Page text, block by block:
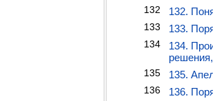
132 132.
133 133.
134
134.
135 135.
136 136.